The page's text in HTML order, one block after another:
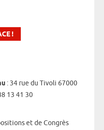
!
: 34 rue du Tivoli 67000
13 41 30
et de Congrès